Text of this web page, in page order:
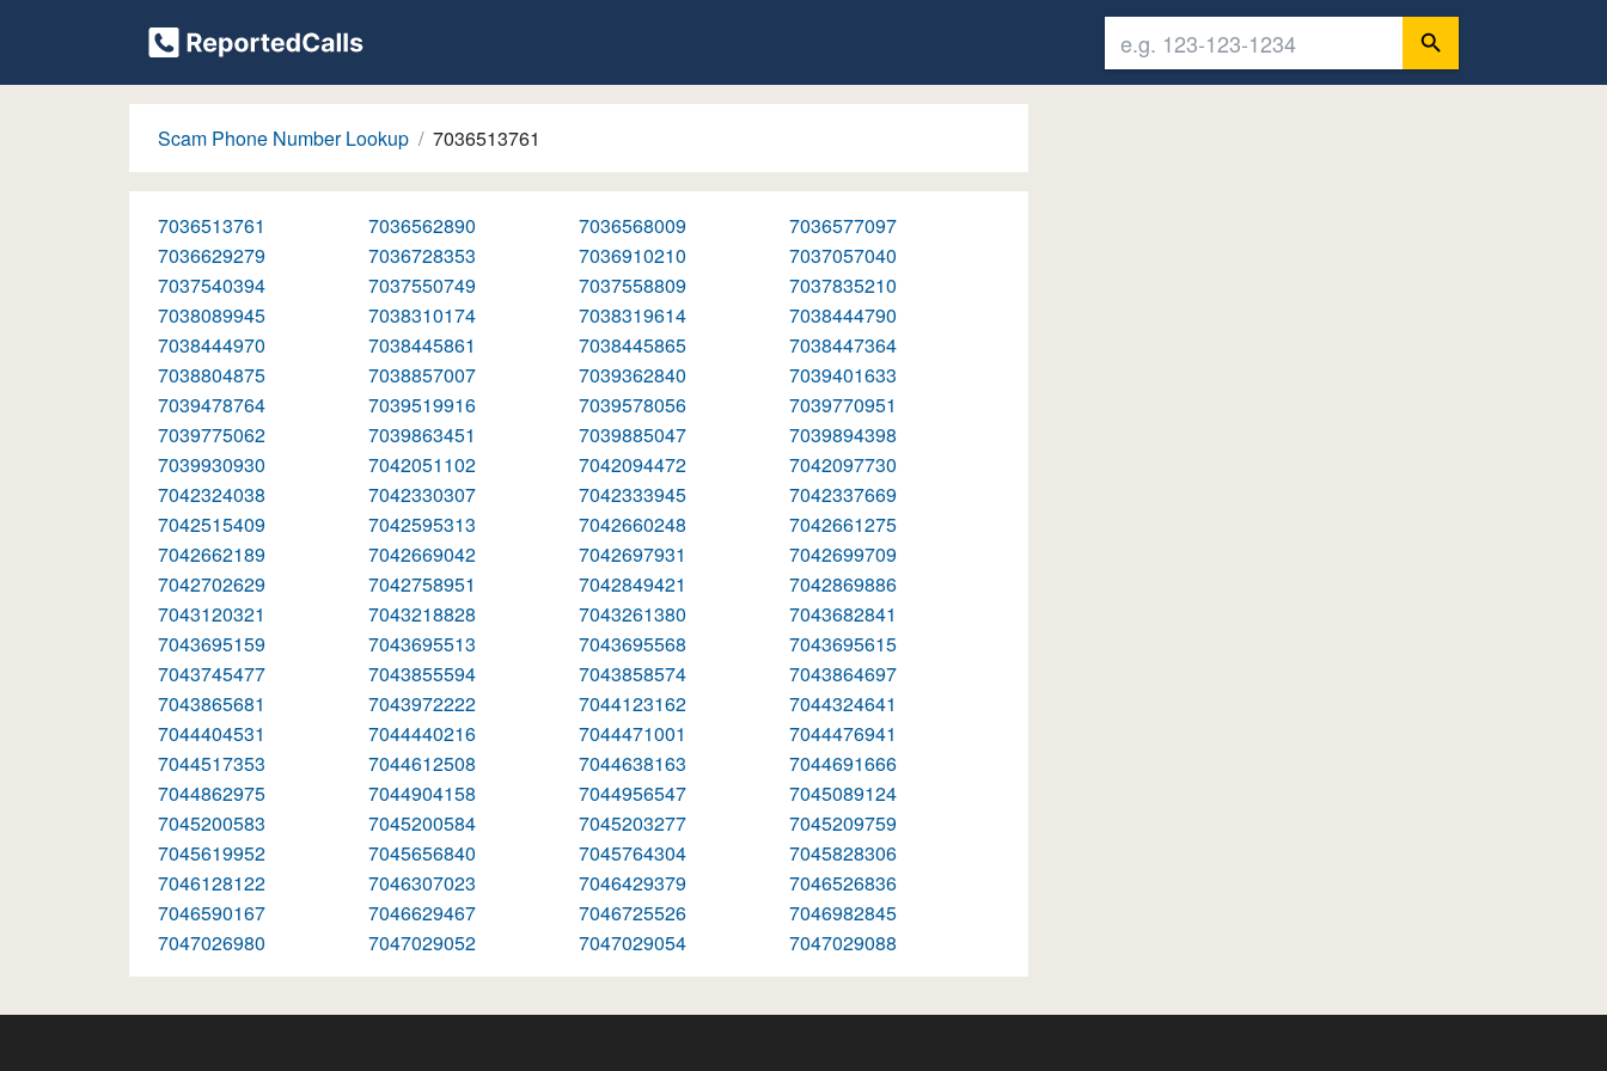
Scam Phone Number Lookup 7036513761
7036513761 7036562890 7036568009
7036577097
7036629279
7036728353 7036910210
7037057040
7037540394
7037550749 7037558809
7037835210
7038089945
7038310174 7038319614
7038444790
7038444970
7038445861 7038445865
7038447364
7038804875
7038857007 7039362840
7039401633
7039478764
7039519916 7039578056
7039770951
7039775062
7039863451 7039885047
7039894398
7039930930
7042051102 7042094472
7042097730
7042324038
7042330307 7042333945
7042337669
7042515409
7042595313 7042660248
7042661275
7042662189
7042669042 7042697931
7042699709
7042702629
7042758951 7042849421
7042869886
7043120321
7043218828 7043261380
7043682841
7043695159
7043695513 7043695568
7043695615
7043745477
7043855594 7043858574
7043864697
7043865681
7043972222 7044123162
7044324641
7044404531
7044440216 7044471001
7044476941
7044517353
7044612508 7044638163
7044691666
7044862975
7044904158 7044956547
7045089124
7045200583
7045200584 7045203277
7045209759
7045619952
7045656840 7045764304
7045828306
7046128122
7046307023 7046429379
7046526836
7046590167
7046629467 7046725526
7046982845
7047026980
7047029052 7047029054 7047029088